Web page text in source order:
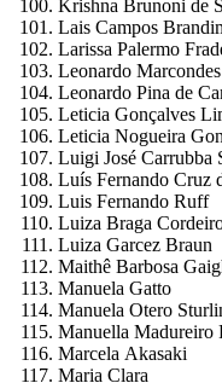
Krishna Brunoni de
Lais Campos
Larissa Palermo
Leonardo
Leonardo Pina de
Leticia Gonçalves
Leticia Nogueira
Luigi José Carrubba
Luís Fernando Cruz
Luis Fernando Ruff
Luiza Braga
Luiza Garcez Braun
Maithê Barbosa
Manuela Gatto
Manuela Otero
Manuella Madureiro
Marcela Akasaki
Maria Clara